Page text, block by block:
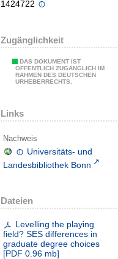
1424722
Zugänglichkeit
DAS DOKUMENT IST
ÖFFENTLICH ZUGÄNGLICH IM
RAHMEN DES DEUTSCHEN
URHEBERRECHTS.
Links
Nachweis
Universitäts- und
Landesbibliothek Bonn
Dateien
Levelling the playing
field? SES differences in
graduate degree choices
[PDF 0.96 mb]